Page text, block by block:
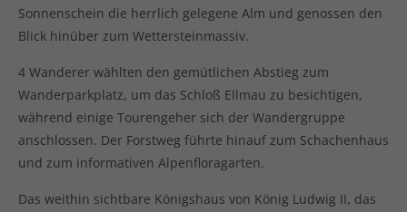
Sonnenschein die herrlich gelegene Alm und genossen den
Blick hinüber zum Wettersteinmassiv.
4 Wanderer wählten den gemütlichen Abstieg zum
Wanderparkplatz, um das Schloß Ellmau zu besichtigen,
während einige Tourengeher sich der Wandergruppe
anschlossen. Der Forstweg führte hinauf zum Schachenhaus
und zum informativen Alpenfloragarten.
Das weithin sichtbare Königshaus von König Ludwig II, das